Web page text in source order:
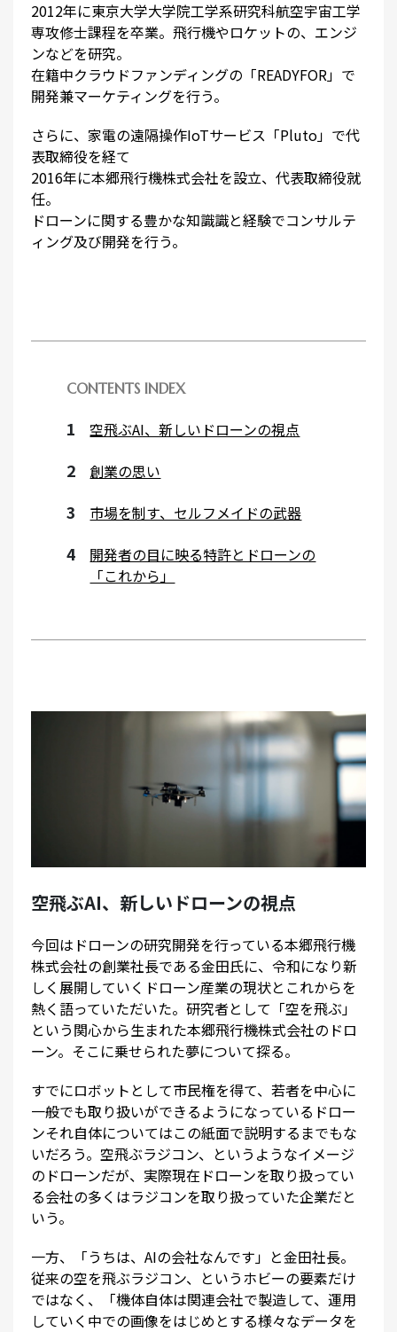
2012年に東京大学大学院工学系研究科航空宇宙工学
専攻修士課程を卒業。飛行機やロケットの、エンジ
ンなどを研究。
在籍中クラウドファンディングの「READYFOR」で
開発兼マーケティングを行う。
さらに、家電の遠隔操作IoTサービス「Pluto」で代
表取締役を経て
2016年に本郷飛行機株式会社を設立、代表取締役就
任。
ドローンに関する豊かな知識識と経験でコンサルテ
ィング及び開発を行う。
CONTENTS INDEX
空飛ぶAI、新しいドローンの視点
創業の思い
市場を制す、セルフメイドの武器
開発者の目に映る特許とドローンの
「これから」
空飛ぶAI、新しいドローンの視点
今回はドローンの研究開発を行っている本郷飛行機
株式会社の創業社長である金田氏に、令和になり新
しく展開していくドローン産業の現状とこれからを
熱く語っていただいた。研究者として「空を飛ぶ」
という関心から生まれた本郷飛行機株式会社のドロ
ーン。そこに乗せられた夢について探る。
すでにロボットとして市民権を得て、若者を中心に
一般でも取り扱いができるようになっているドロー
ンそれ自体についてはこの紙面で説明するまでもな
いだろう。空飛ぶラジコン、というようなイメージ
のドローンだが、実際現在ドローンを取り扱ってい
る会社の多くはラジコンを取り扱っていた企業だと
いう。
一方、「うちは、AIの会社なんです」と金田社長。
従来の空を飛ぶラジコン、というホビーの要素だけ
ではなく、「機体自体は関連会社で製造して、運用
していく中での画像をはじめとする様々なデータを